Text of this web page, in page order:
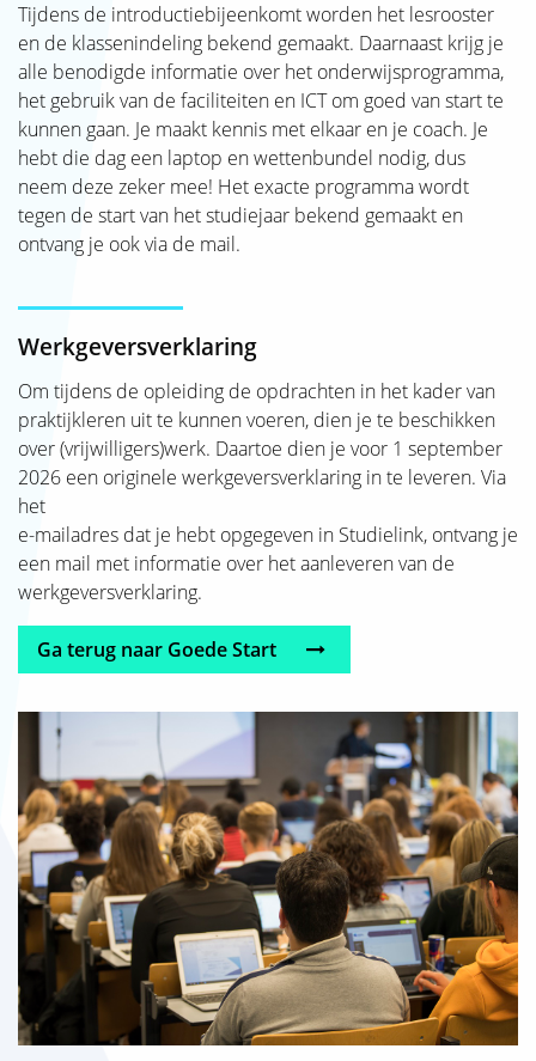
Tijdens de introductiebijeenkomt worden het lesrooster
en de klassenindeling bekend gemaakt. Daarnaast krijg je
alle benodigde informatie over het onderwijsprogramma,
het gebruik van de faciliteiten en ICT om goed van start te
kunnen gaan. Je maakt kennis met elkaar en je coach. Je
hebt die dag een laptop en wettenbundel nodig, dus
neem deze zeker mee! Het exacte programma wordt
tegen de start van het studiejaar bekend gemaakt en
ontvang je ook via de mail.
Werkgeversverklaring
Om tijdens de opleiding de opdrachten in het kader van
praktijkleren uit te kunnen voeren, dien je te beschikken
over (vrijwilligers)werk. Daartoe dien je voor 1 september
2026 een originele werkgeversverklaring in te leveren. Via
het
e-mailadres dat je hebt opgegeven in Studielink, ontvang je
een mail met informatie over het aanleveren van de
werkgeversverklaring.
Ga terug naar Goede Start